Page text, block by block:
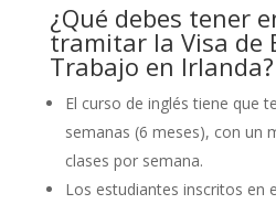
¿Qué debes tener
tramitar la Visa de
Trabajo en Irlanda?
El curso de inglés tiene que
semanas (6 meses), con un
clases por semana.
Los estudiantes inscritos en